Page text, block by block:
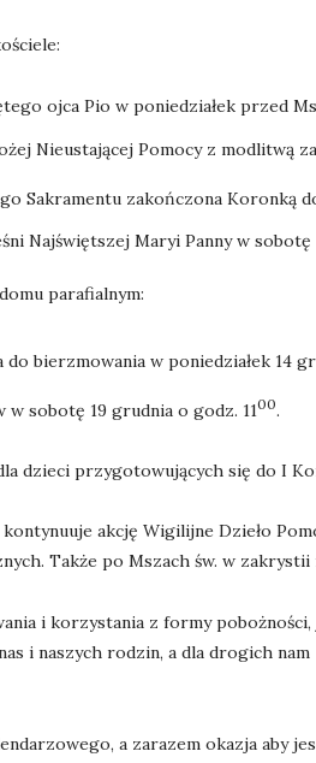
ojca Pio w poniedziałek przed
Nieustającej Pomocy z modlitwą
Sakramentu zakończona Koronką
Najświętszej Maryi Panny w sobotę
parafialnym:
bierzmowania w poniedziałek 14
sobotę 19 grudnia o godz. 1100.
dzieci przygotowujących się do I
akcję Wigilijne Dzieło
Także po Mszach św. w zakrystii
i korzystania z formy
i naszych rodzin, a dla drogich
a zarazem okazja aby